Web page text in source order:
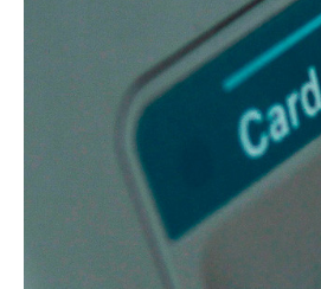
Geosiyasi
Sosioloji
Multimedia
Video
İnfoqrafika
Humanitar